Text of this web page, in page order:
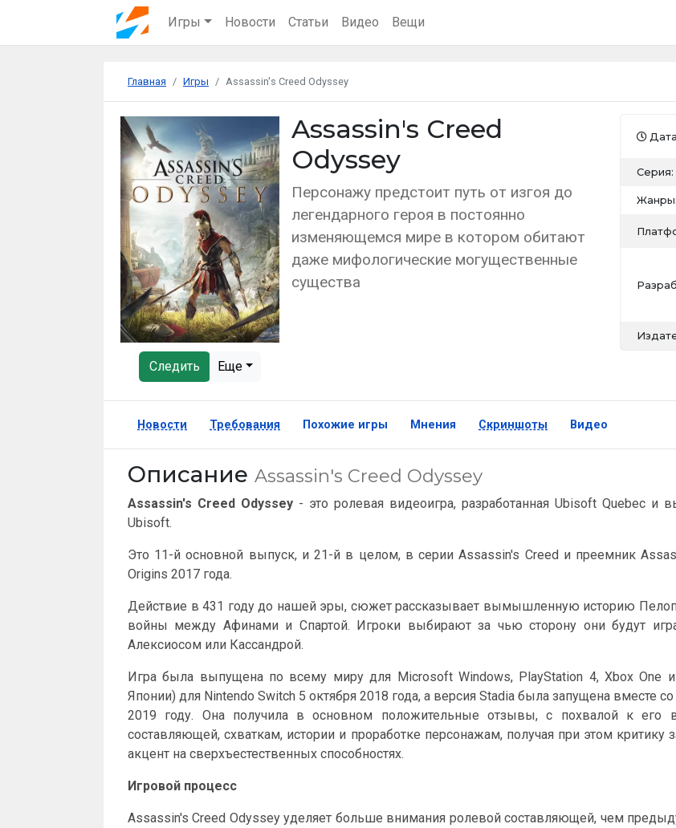
Игры Новости Статьи Видео Вещи
Главная Игры Assassin's Creed Odyssey
Следить Еще
Assassin's Creed
Odyssey
Персонажу предстоит путь от изгоя до
легендарного героя в постоянно
изменяющемся мире в котором обитают
даже мифологические могущественные
существа
Серия:
Жанры:
Новости Требования Похожие игры Мнения Скриншоты Видео
Описание Assassin's Creed Odyssey
Assassin's Creed Odyssey- это ролевая видеоигра, разработанная Ubisoft Quebec и
Ubisoft.
Это 11-й основной выпуск, и 21-й в целом, в серии Assassin's Creed и преемник
Origins 2017 года.
Действие в 431 году до нашей эры, сюжет рассказывает вымышленную историю
войны между Афинами и Спартой. Игроки выбирают за чью сторону они будут
Алексиосом или Кассандрой.
Игра была выпущена по всему миру для Microsoft Windows, PlayStation 4, Xbox One
Японии) для Nintendo Switch 5 октября 2018 года, а версия Stadia была запущена вместе
2019 году. Она получила в основном положительные отзывы, с похвалой к его
составляющей, схваткам, истории и проработке персонажам, получая при этом критику
акцент на сверхъестественных способностях.
Игровой процесс
Assassin's Creed Odyssey уделяет больше внимания ролевой составляющей, чем